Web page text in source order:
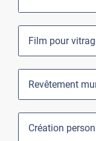
Film pour
Revêtement
Création